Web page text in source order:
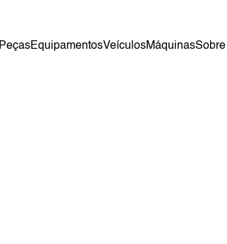
PeçasEquipamentosVeículosMáquinas